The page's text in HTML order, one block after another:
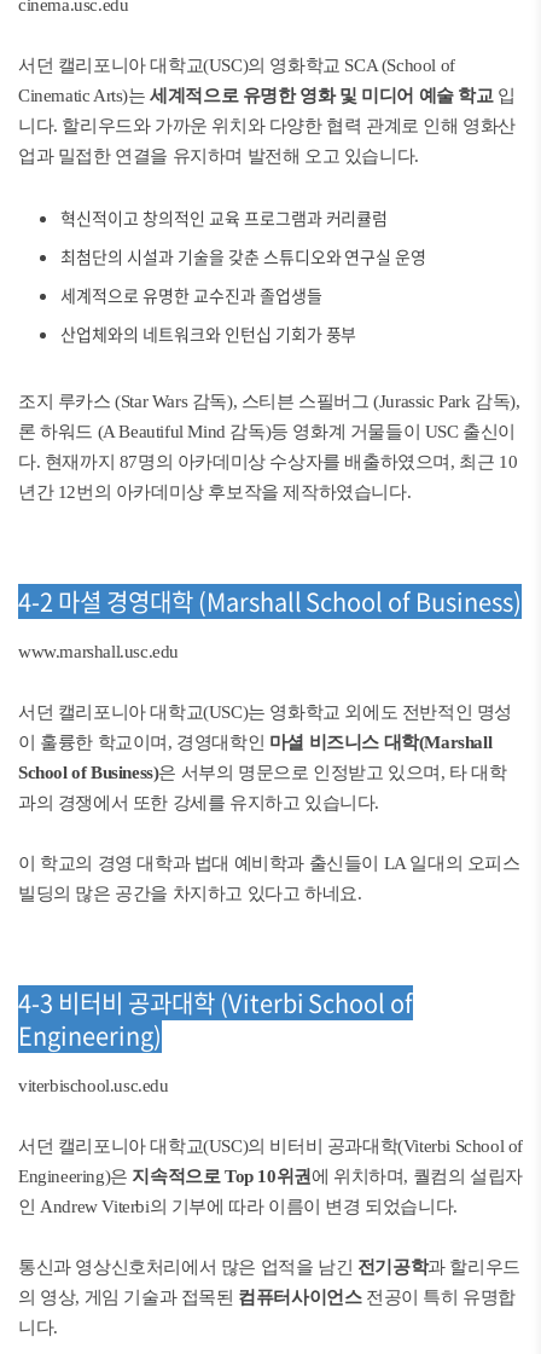
cinema.usc.edu
서던 캘리포니아 대학교(USC)의 영화학교 SCA (School of
Cinematic Arts)는세계적으로 유명한 영화 및 미디어 예술 학교 입
니다. 할리우드와 가까운 위치와 다양한 협력 관계로 인해 영화산
업과 밀접한 연결을 유지하며 발전해 오고 있습니다.
혁신적이고 창의적인 교육 프로그램과 커리큘럼
최첨단의 시설과 기술을 갖춘 스튜디오와 연구실 운영
세계적으로 유명한 교수진과 졸업생들
산업체와의 네트워크와 인턴십 기회가 풍부
조지 루카스 (Star Wars 감독), 스티븐 스필버그 (Jurassic Park 감독),
론 하워드 (A Beautiful Mind 감독)등 영화계 거물들이 USC 출신이
다. 현재까지 87명의 아카데미상 수상자를 배출하였으며, 최근 10
년간 12번의 아카데미상 후보작을 제작하였습니다.
4-2 마셜 경영대학 (Marshall School of Business)
www.marshall.usc.edu
서던 캘리포니아 대학교(USC)는 영화학교 외에도 전반적인 명성
이 훌륭한 학교이며, 경영대학인 마셜 비즈니스 대학(Marshall
School of Business)은 서부의 명문으로 인정받고 있으며, 타 대학
과의 경쟁에서 또한 강세를 유지하고 있습니다.
이 학교의 경영 대학과 법대 예비학과 출신들이 LA 일대의 오피스
빌딩의 많은 공간을 차지하고 있다고 하네요.
4-3 비터비 공과대학 (Viterbi School of
Engineering)
viterbischool.usc.edu
서던 캘리포니아 대학교(USC)의 비터비 공과대학(Viterbi School of
Engineering)은 지속적으로 Top 10위권 에 위치하며, 퀄컴의 설립자
인 Andrew Viterbi의 기부에 따라 이름이 변경 되었습니다.
통신과 영상신호처리에서 많은 업적을 남긴 전기공학과 할리우드
의 영상, 게임 기술과 접목된 컴퓨터사이언스전공이 특히 유명합
니다.